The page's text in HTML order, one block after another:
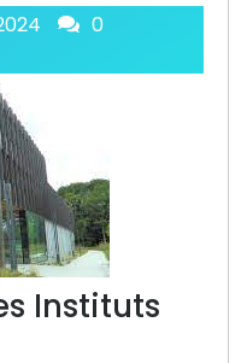
0
Instituts